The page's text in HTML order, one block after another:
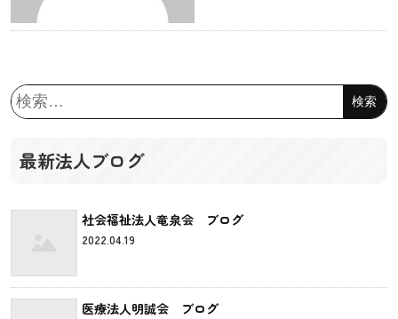
検
索:
最新法人ブログ
社会福祉法人竜泉会 ブログ
2022.04.19
医療法人明誠会 ブログ